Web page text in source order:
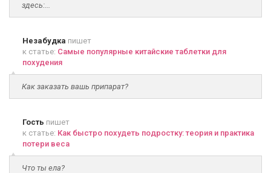
здесь:...
Незабудка пишет
к статье: Самые популярные китайские таблетки для
похудения
Как заказать вашь припарат?
Гость пишет
к статье: Как быстро похудеть подростку: теория и практика
потери веса
Что ты ела?